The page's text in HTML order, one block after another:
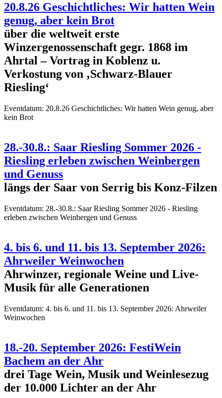
20.8.26 Geschichtliches: Wir hatten Wein
genug, aber kein Brot
über die weltweit erste
Winzergenossenschaft gegr. 1868 im
Ahrtal – Vortrag in Koblenz u.
Verkostung von ‚Schwarz-Blauer
Riesling‘
Eventdatum: 20.8.26 Geschichtliches: Wir hatten Wein genug, aber
kein Brot
28.-30.8.: Saar Riesling Sommer 2026 -
Riesling erleben zwischen Weinbergen
und Genuss
längs der Saar von Serrig bis Konz-Filzen
Eventdatum: 28.-30.8.: Saar Riesling Sommer 2026 - Riesling
erleben zwischen Weinbergen und Genuss
4. bis 6. und 11. bis 13. September 2026:
Ahrweiler Weinwochen
Ahrwinzer, regionale Weine und Live-
Musik für alle Generationen
Eventdatum: 4. bis 6. und 11. bis 13. September 2026: Ahrweiler
Weinwochen
18.-20. September 2026: FestiWein
Bachem an der Ahr
drei Tage Wein, Musik und Weinlesezug
der 10.000 Lichter an der Ahr